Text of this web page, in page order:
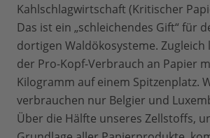
Kahlschlagwirtschaft (Kritischer
Das ist ein „schleichendes Gift“ für
dortigen Waldökosysteme. Zugleich
der Pro-Kopf-Verbrauch an Papier
Kilogramm auf einem Spitzenplatz.
verbrauchen nur Belgier und
Über die Hälfte unseres Zellstoffs,